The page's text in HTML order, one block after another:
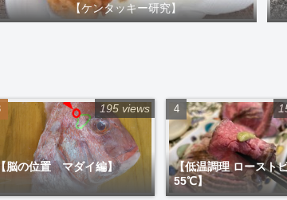
【ケンタッキー研究】
【脳の位置 マダイ編】
195 views
【低温調理 ロースト
55℃】